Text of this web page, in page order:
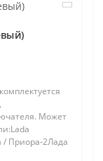
Может
/ Приора-2Лада